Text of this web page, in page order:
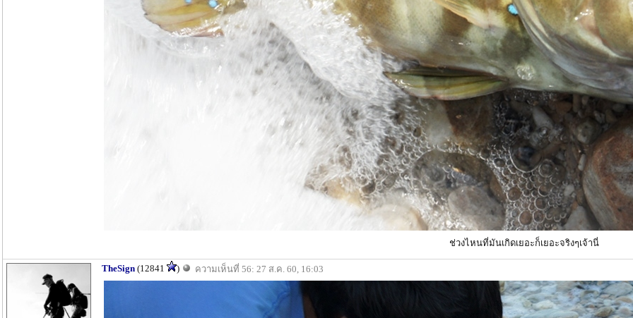
ช่วงไหนที่มันเกิดเยอะก็เยอะจริงๆเจ้านี่
TheSign (12841 ) ความเห็นที่ 56: 27 ส.ค. 60, 16:03